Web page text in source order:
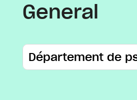
General
Département de